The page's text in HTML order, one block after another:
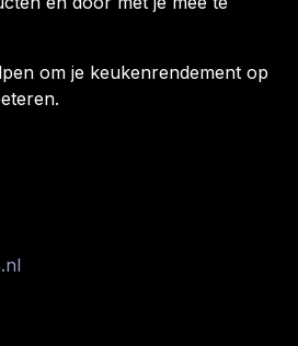
om je keukenrendement op